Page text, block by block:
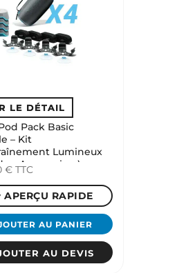
Pack Basic
– Kit
Lumineux
+ Accessoires)
€ TTC
APERÇU RAPIDE
AU PANIER
AU DEVIS